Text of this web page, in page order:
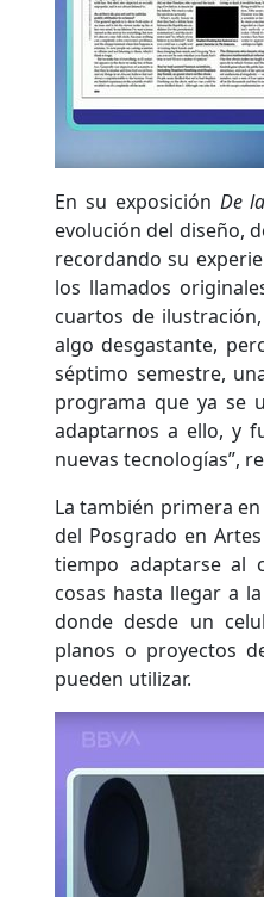
En su exposición De
evolución del diseño,
recordando su
los llamados
cuartos de
algo desgastante,
séptimo semestre,
programa que ya se
adaptarnos a ello, y
nuevas tecnologías”,
La también primera
del Posgrado en
tiempo adaptarse al
cosas hasta llegar a
donde desde un
planos o proyectos
pueden utilizar.